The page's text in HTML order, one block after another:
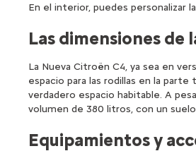
En el interior, puedes personalizar
Las dimensiones de
La Nueva Citroën C4, ya sea en
espacio para las rodillas en la
verdadero espacio habitable. A
volumen de 380 litros, con un
Equipamientos y